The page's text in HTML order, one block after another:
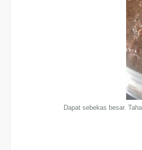
Dapat sebekas besar.